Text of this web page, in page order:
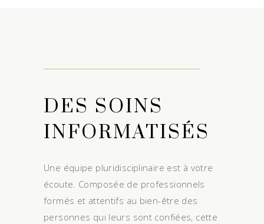
DES SOINS
INFORMATISÉS
Une équipe pluridisciplinaire est à votre
écoute. Composée de professionnels
formés et attentifs au bien-être des
personnes qui leurs sont confiées, cette